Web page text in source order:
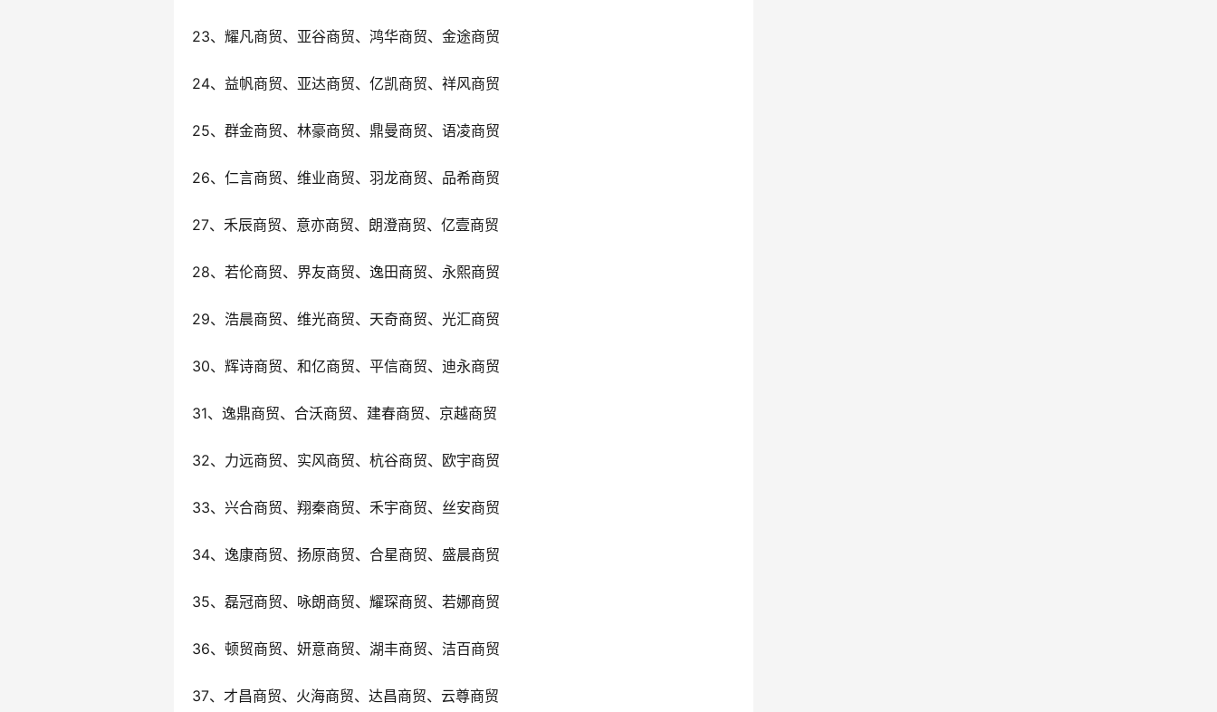
23、耀凡商贸、亚谷商贸、鸿华商贸、金途商贸
24、益帆商贸、亚达商贸、亿凯商贸、祥风商贸
25、群金商贸、林豪商贸、鼎曼商贸、语凌商贸
26、仁言商贸、维业商贸、羽龙商贸、品希商贸
27、禾辰商贸、意亦商贸、朗澄商贸、亿壹商贸
28、若伦商贸、界友商贸、逸田商贸、永熙商贸
29、浩晨商贸、维光商贸、天奇商贸、光汇商贸
30、辉诗商贸、和亿商贸、平信商贸、迪永商贸
31、逸鼎商贸、合沃商贸、建春商贸、京越商贸
32、力远商贸、实风商贸、杭谷商贸、欧宇商贸
33、兴合商贸、翔秦商贸、禾宇商贸、丝安商贸
34、逸康商贸、扬原商贸、合星商贸、盛晨商贸
35、磊冠商贸、咏朗商贸、耀琛商贸、若娜商贸
36、顿贸商贸、妍意商贸、湖丰商贸、洁百商贸
37、才昌商贸、火海商贸、达昌商贸、云尊商贸